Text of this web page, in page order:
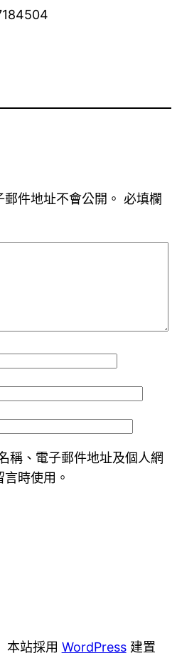
件地址不會公開。 必填欄
稱、電子郵件地址及個人網
時使用。
本站採用 WordPress建置